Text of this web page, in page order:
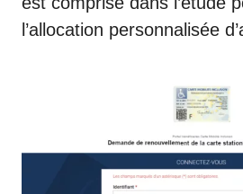
l’allocation personnalisée